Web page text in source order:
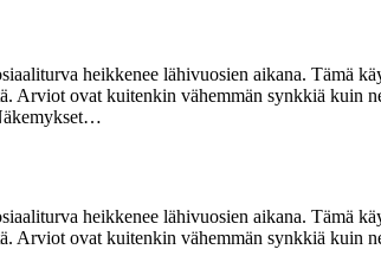
heikkenee lähivuosien aikana. Tämä
Arviot ovat kuitenkin vähemmän synkkiä kuin
heikkenee lähivuosien aikana. Tämä
Arviot ovat kuitenkin vähemmän synkkiä kuin